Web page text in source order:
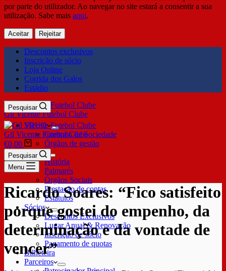
por parte do utilizador. Ao navegar no site estará a consentir a sua
utilização. Sabe mais aqui.
Aceitar Rejeitar
Descontos exclusivos
Inscrição de sócio
Loja Online
Corrida dos Galos
Estádio
Gil Vicente Futebol Clube
Pesquisar
SDUQ
Contrato de Sociedade
Órgãos de gestão
Clube
História
Palmarés
Órgãos Sociais
Prestação de contas
Estatutos
Sócios
Descontos Exclusivos
Lugar Anual & Renovação
Inscrição de sócio
Pagamento de quotas
Bilheteira
Parceiros
Gil Vicente Futebol Clube
€0,00
Pesquisar
Menu
Ricardo Soares: “Fico satisfeito
porque gostei do empenho, da
determinação e da vontade de
vencer”